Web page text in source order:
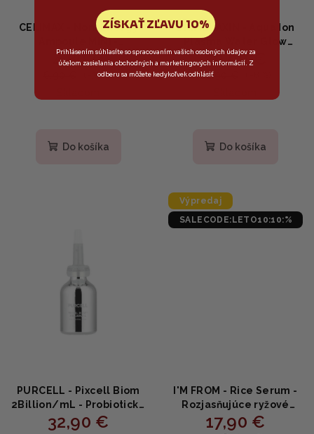
CELIMAX - Noni Energy
Ampoule MINI -
Omladzujúce sérum s
extraktom noni 10ml
4,80 €
(–30 %)
Do košíka
DR.MELAXIN - Aqua Ion
Plasma Water Glow
Ampoule - Rozjasňujúca
ampulka s niacínamidom
hyalurónovej 50ml
20,90 €
22,90 €
Do košíka
PURCELL - Pixcell Biom
2Billion/mL - Probiotické
sérum s Bifida a
32,90 €
Výpredaj
SALECODE:LETO10:10:%
I'M FROM - Rice Serum -
Rozjasňujúce ryžové
sérum s niacínamidom
17,90 €
ZÍSKAŤ ZĽAVU 10%
Prihlásením súhlasíte so spracovaním vašich osobných údajov za
účelom zasielania obchodných a marketingových informácií. Z
odberu sa môžete kedykoľvek odhlásiť